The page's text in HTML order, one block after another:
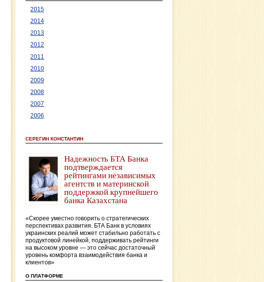
2015
2014
2013
2012
2011
2010
2009
2008
2007
2006
СЕРЕГИН КОНСТАНТИН
Надежность БТА Банка
подтверждается
рейтингами независимых
агентств и материнской
поддержкой крупнейшего
банка Казахстана
«Скорее уместно говорить о стратегических
перспективах развития. БТА Банк в условиях
украинских реалий может стабильно работать с
продуктовой линейкой, поддерживать рейтинги
на высоком уровне — это сейчас достаточный
уровень комфорта взаимодействия банка и
клиентов»
О ПЛАТФОРМЕ